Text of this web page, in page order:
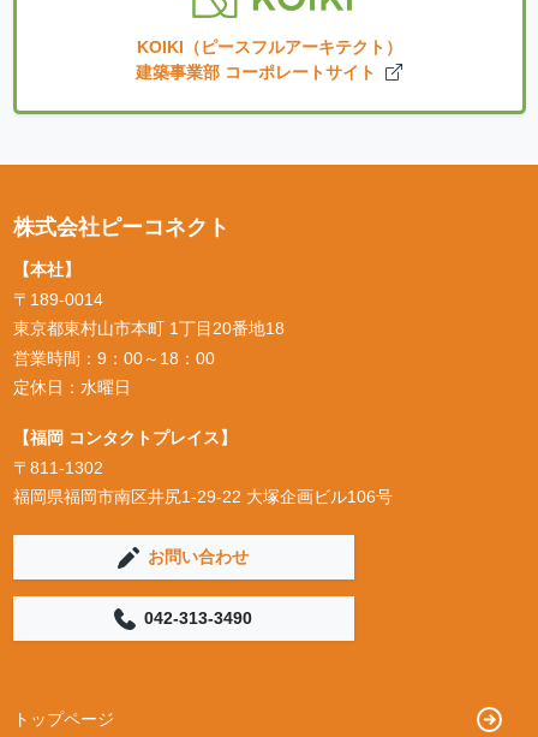
KOIKI（ピースフルアーキテクト）
建築事業部 コーポレートサイト
株式会社ピーコネクト
【本社】
〒189-0014
東京都東村山市本町 1丁目20番地18
営業時間：9：00～18：00
定休日：水曜日
【福岡 コンタクトプレイス】
〒811-1302
福岡県福岡市南区井尻1-29-22 大塚企画ビル106号
お問い合わせ
042-313-3490
トップページ